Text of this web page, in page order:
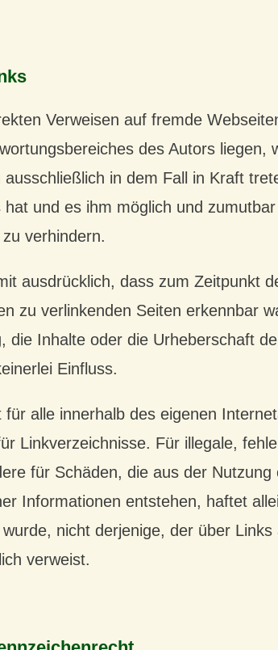
Verweisen auf fremde
des Autors liegen,
in dem Fall in Kraft
und es ihm möglich und
verhindern.
ausdrücklich, dass zum Zeitpunkt
zu verlinkenden Seiten erkennbar
die Inhalte oder die Urheberschaft
Einfluss.
für alle innerhalb des eigenen
Linkverzeichnisse. Für illegale,
für Schäden, die aus der Nutzung
Informationen entstehen, haftet
nicht derjenige, der über Links
verweist.